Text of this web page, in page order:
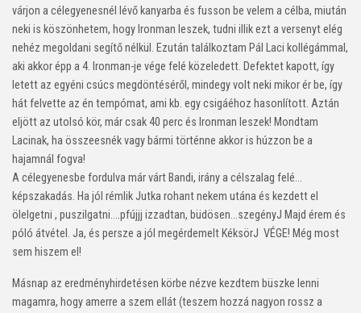
várjon a célegyenesnél lévő kanyarba és fusson be velem a célba, miután
neki is köszönhetem, hogy Ironman leszek, tudni illik ezt a versenyt elég
nehéz megoldani segítő nélkül. Ezután találkoztam Pál Laci kollégámmal,
aki akkor épp a 4. Ironman-je vége felé közeledett. Defektet kapott, így
letett az egyéni csúcs megdöntéséről, mindegy volt neki mikor ér be, így
hát felvette az én tempómat, ami kb. egy csigáéhoz hasonlított. Aztán
eljött az utolsó kör, már csak 40 perc és Ironman leszek! Mondtam
Lacinak, ha összeesnék vagy bármi történne akkor is húzzon be a
hajamnál fogva!
A célegyenesbe fordulva már várt Bandi, irány a célszalag felé…
képszakadás. Ha jól rémlik Jutka rohant nekem utána és kezdett el
ölelgetni , puszilgatni….pfújjj izzadtan, büdösen…szegényJ Majd érem és
póló átvétel. Ja, és persze a jól megérdemelt KéksörJ VÉGE! Még most
sem hiszem el!
Másnap az eredményhirdetésen körbe nézve kezdtem büszke lenni
magamra, hogy amerre a szem ellát (teszem hozzá nagyon rossz a